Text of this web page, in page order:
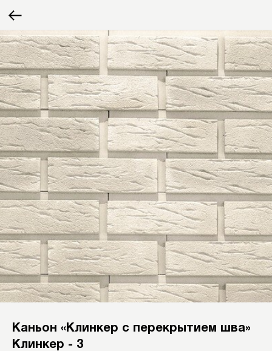
Каньон «Клинкер с перекрытием шва»
Клинкер - 3